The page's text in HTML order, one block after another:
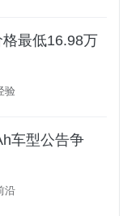
最低16.98万
验
车型公告争
沿